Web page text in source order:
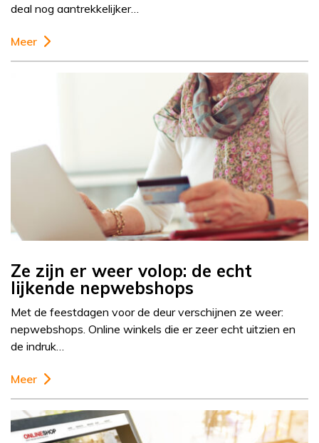
deal nog aantrekkelijker…
Meer
Ze zijn er weer volop: de echt
lijkende nepwebshops
Met de feestdagen voor de deur verschijnen ze weer:
nepwebshops. Online winkels die er zeer echt uitzien en
de indruk…
Meer